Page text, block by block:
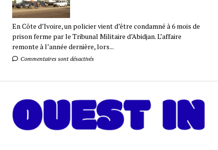
En Côte d’Ivoire, un policier vient d’être condamné à 6 mois de
prison ferme par le Tribunal Militaire d’Abidjan. L’affaire
remonte à l’année dernière, lors...
Commentaires sont désactivés